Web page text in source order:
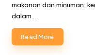
makanan dan minuman,
dalam…
Read More